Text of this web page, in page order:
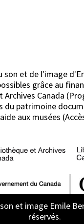
son et de l'image
grâce au
Archives Canada
du patrimoine
aux musées
et image Emile
réservés.